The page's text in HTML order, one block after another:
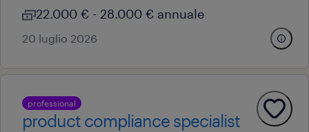
22.000 € - 28.000 € annuale
20 luglio 2026
professional
product compliance specialist